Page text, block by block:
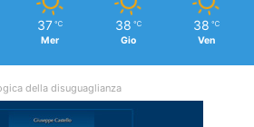
37 ℃
Mer
38 ℃
Gio
38 ℃
Ven
della disuguaglianza